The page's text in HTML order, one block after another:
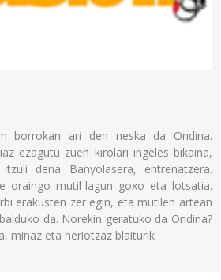
borrokan ari den neska da Ondina.
ezagutu zuen kirolari ingeles bikaina,
dena Banyolasera, entrenatzera.
oraingo mutil-lagun goxo eta lotsatia.
erakusten zer egin, eta mutilen artean
da. Norekin geratuko da Ondina?
minaz eta heriotzaz blaiturik